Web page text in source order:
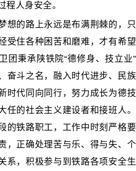
程人身安全。
的路上永远是布满荆棘的，只
受住各种困苦和磨难，才有希望
团秉承陕铁院“德修身、技立业”
奋斗之名，融入时代进步、民族
时代同向同行，努力成长为德技
任的社会主义建设者和接班人。
的铁路职工，工作中时刻严格要
，正确处理苦与乐、得与失、个
系，积极参与到铁路各项安全生